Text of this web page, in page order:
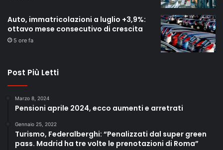
10
The Young Hope V Edizione - Raffaele Fitto
01:15
PIANTEDOSI
10:47
Rinascita Italia : The Young Hope - CRISTINA
MESSA
Auto, immatricolazioni a luglio +3,9%:
ottavo mese consecutivo di crescita
5 ore fa
Post Più Letti
Marzo 8, 2024
Pensioni aprile 2024, ecco aumenti e arretrati
Gennaio 25, 2022
Turismo, Federalberghi: “Penalizzati dal super green
pass. Madrid ha tre volte le prenotazioni di Roma”